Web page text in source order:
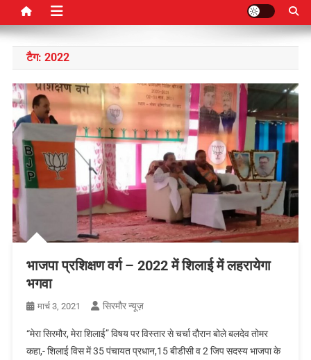
टैग: 2022
भाजपा प्रशिक्षण वर्ग – 2022 में शिलाई में लहरायेगा
भगवा
मार्च 3, 2021 सिरमौर न्यूज़
“मेरा सिरमौर, मेरा शिलाई” विषय पर विस्तार से चर्चा दौरान बोले बलदेव तोमर
कहा,- शिलाई विस में 35 पंचायत प्रधान,15 बीडीसी व 2 जिप सदस्य भाजपा के